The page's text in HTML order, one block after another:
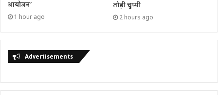
आयोजन’
1 hour ago
तोड़ी चुप्पी
2 hours ago
Advertisements